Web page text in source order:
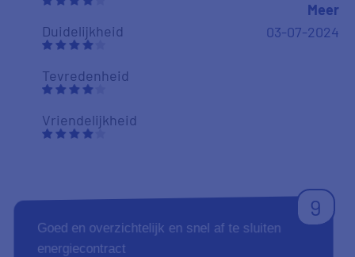
Duidelijkheid
Tevredenheid
Vriendelijkheid
Meer
03-07-2024
9
Goed en overzichtelijk en snel af te sluiten
energiecontract